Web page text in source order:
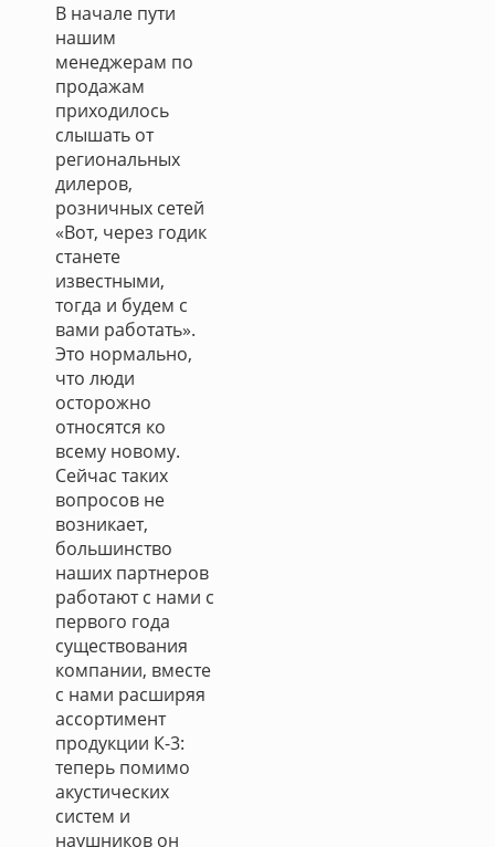
В начале пути
нашим
менеджерам по
продажам
приходилось
слышать от
региональных
дилеров,
розничных сетей
«Вот, через годик
станете
известными,
тогда и будем с
вами работать».
Это нормально,
что люди
осторожно
относятся ко
всему новому.
Сейчас таких
вопросов не
возникает,
большинство
наших партнеров
работают с нами с
первого года
существования
компании, вместе
с нами расширяя
ассортимент
продукции К-3:
теперь помимо
акустических
систем и
наушников он